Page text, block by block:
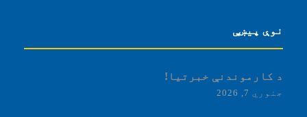
نوې پیښې
د کارموندنې خبرتیا!
جنوري 7, 2026